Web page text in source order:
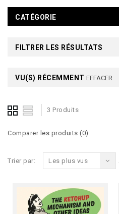
CATÉGORIE
FILTRER LES RÉSULTATS
VU(S) RÉCEMMENT EFFACER
3 Produits
Comparer les produits (0)
Trier par: Les plus vus